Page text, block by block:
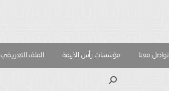
تواصل معنا مؤسسات رأس الخيمة الملف التعريفي